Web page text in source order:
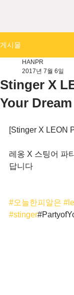
게시물
Stinger X
Your Dream
HANPR
2017년 7월 6일
[Stinger X LEON
레옹 X 스팅어 파
답니다
#오늘한피알은
#stinger